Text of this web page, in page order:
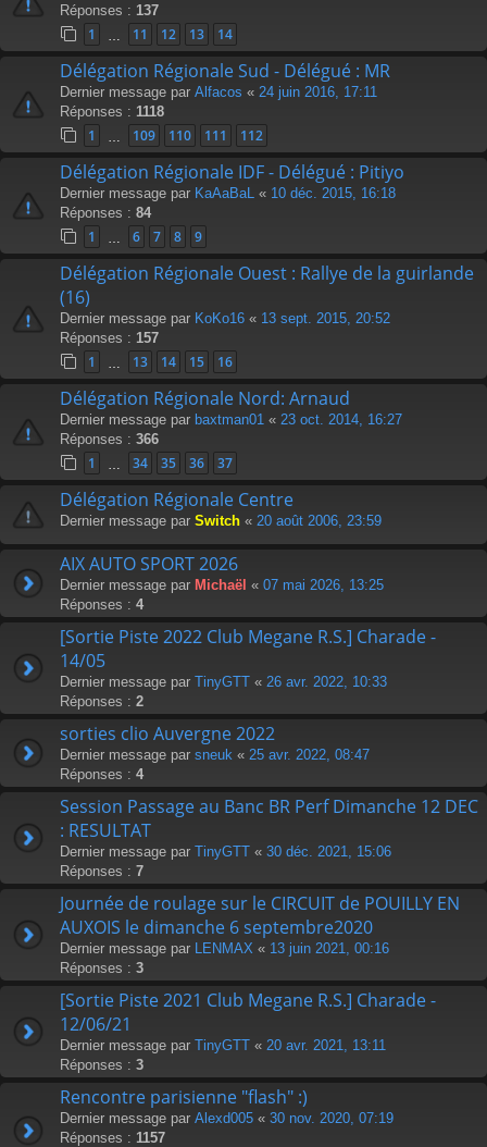
Réponses : 137
1 11 12 13 14
Délégation Régionale Sud - Délégué : MR
Dernier message par Alfacos « 24 juin 2016, 17:11
Réponses : 1118
1 109 110 111 112
Délégation Régionale IDF - Délégué : Pitiyo
Dernier message par KaAaBaL « 10 déc. 2015, 16:18
Réponses : 84
1 6 7 8 9
Délégation Régionale Ouest : Rallye de la guirlande
(16)
Dernier message par KoKo16 « 13 sept. 2015, 20:52
Réponses : 157
1 13 14 15 16
Délégation Régionale Nord: Arnaud
Dernier message par baxtman01 « 23 oct. 2014, 16:27
Réponses : 366
1 34 35 36 37
Délégation Régionale Centre
Dernier message par Switch « 20 août 2006, 23:59
AIX AUTO SPORT 2026
Dernier message par Michaël « 07 mai 2026, 13:25
Réponses : 4
[Sortie Piste 2022 Club Megane R.S.] Charade -
14/05
Dernier message par TinyGTT « 26 avr. 2022, 10:33
Réponses : 2
sorties clio Auvergne 2022
Dernier message par sneuk « 25 avr. 2022, 08:47
Réponses : 4
Session Passage au Banc BR Perf Dimanche 12 DEC
: RESULTAT
Dernier message par TinyGTT « 30 déc. 2021, 15:06
Réponses : 7
Journée de roulage sur le CIRCUIT de POUILLY EN
AUXOIS le dimanche 6 septembre2020
Dernier message par LENMAX « 13 juin 2021, 00:16
Réponses : 3
[Sortie Piste 2021 Club Megane R.S.] Charade -
12/06/21
Dernier message par TinyGTT « 20 avr. 2021, 13:11
Réponses : 3
Rencontre parisienne "flash" :)
Dernier message par Alexd005 « 30 nov. 2020, 07:19
Réponses : 1157